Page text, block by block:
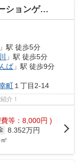
ス 仲介手数料無料
」駅 徒歩5分
」駅 徒歩5分
ば」駅 徒歩9分
町１丁目2-14
介！
等：8,000円 )
8.352万円